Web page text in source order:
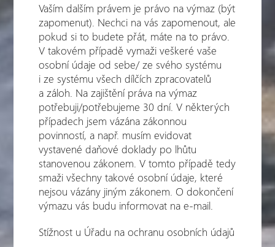
Vaším dalším právem je právo na výmaz (být
zapomenut). Nechci na vás zapomenout, ale
pokud si to budete přát, máte na to právo.
V takovém případě vymaži veškeré vaše
osobní údaje od sebe/ ze svého systému
i ze systému všech dílčích zpracovatelů
a záloh. Na zajištění práva na výmaz
potřebuji/potřebujeme 30 dní. V některých
případech jsem vázána zákonnou
povinností, a např. musím evidovat
vystavené daňové doklady po lhůtu
stanovenou zákonem. V tomto případě tedy
smaži všechny takové osobní údaje, které
nejsou vázány jiným zákonem. O dokončení
výmazu vás budu informovat na e-mail.
Stížnost u Úřadu na ochranu osobních údajů